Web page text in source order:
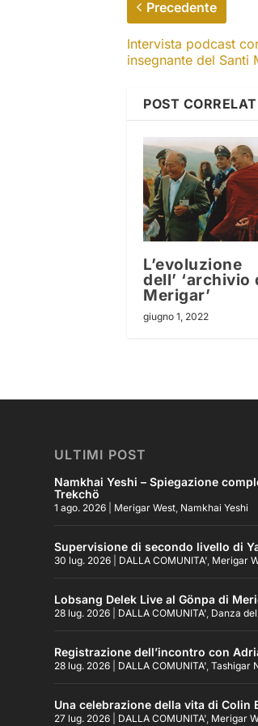
Precedente
Intervista podcast
insegnante del Santi
POST
L’evoluzione
dell’ ‘archivio
Merigar’
giugno 1, 2022
ULTIMI POST
Namkhai Yeshi – Spiegazione
Trekchö
1 ago. 2026 Merigar West, Namkhai Yeshi
Supervisione di secondo livello di
30 lug. 2026 DALLA COMUNITA', Merigar
Lobsang Delek Live al Gönpa di
28 lug. 2026 DALLA COMUNITA', Danza
Registrazione dell’incontro con
28 lug. 2026 DALLA COMUNITA',Tashigar
Una celebrazione della vita di Colin
27 lug. 2026 DALLA COMUNITA', Merigar